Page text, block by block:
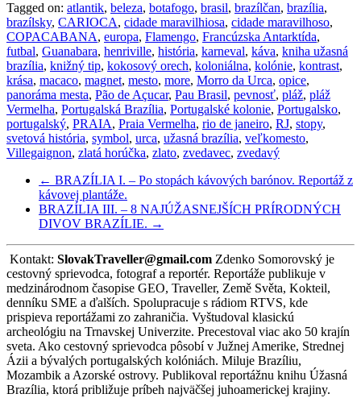
Tagged on: atlantik, beleza, botafogo, brasil, brazílčan, brazília,
brazílsky, CARIOCA, cidade maravilhiosa, cidade maravilhoso,
COPACABANA, europa, Flamengo, Francúzska Antarktída,
futbal, Guanabara, henriville, história, karneval, káva, kniha užasná
brazília, knižný tip, kokosový orech, koloniálna, kolónie, kontrast,
krása, macaco, magnet, mesto, more, Morro da Urca, opice,
panoráma mesta, Pão de Açucar, Pau Brasil, pevnosť, pláž, pláž
Vermelha, Portugalská Brazília, Portugalské kolonie, Portugalsko,
portugalský, PRAIA, Praia Vermelha, rio de janeiro, RJ, stopy,
svetová história, symbol, urca, užasná brazília, veľkomesto,
Villegaignon, zlatá horúčka, zlato, zvedavec, zvedavý
← BRAZÍLIA I. – Po stopách kávových barónov. Reportáž z
kávovej plantáže.
BRAZÍLIA III. – 8 NAJÚŽASNEJŠÍCH PRÍRODNÝCH
DIVOV BRAZÍLIE. →
Kontakt: SlovakTraveller@gmail.com Zdenko Somorovský je
cestovný sprievodca, fotograf a reportér. Reportáže publikuje v
medzinárodnom časopise GEO, Traveller, Země Světa, Kokteil,
denníku SME a ďalších. Spolupracuje s rádiom RTVS, kde
prispieva reportážami zo zahraničia. Vyštudoval klasickú
archeológiu na Trnavskej Univerzite. Precestoval viac ako 50 krajín
sveta. Ako cestovný sprievodca pôsobí v Južnej Amerike, Strednej
Ázii a bývalých portugalských kolóniách. Miluje Brazíliu,
Mozambik a Azorské ostrovy. Publikoval reportážnu knihu Úžasná
Brazília, ktorá približuje príbeh najväčšej juhoamerickej krajiny.